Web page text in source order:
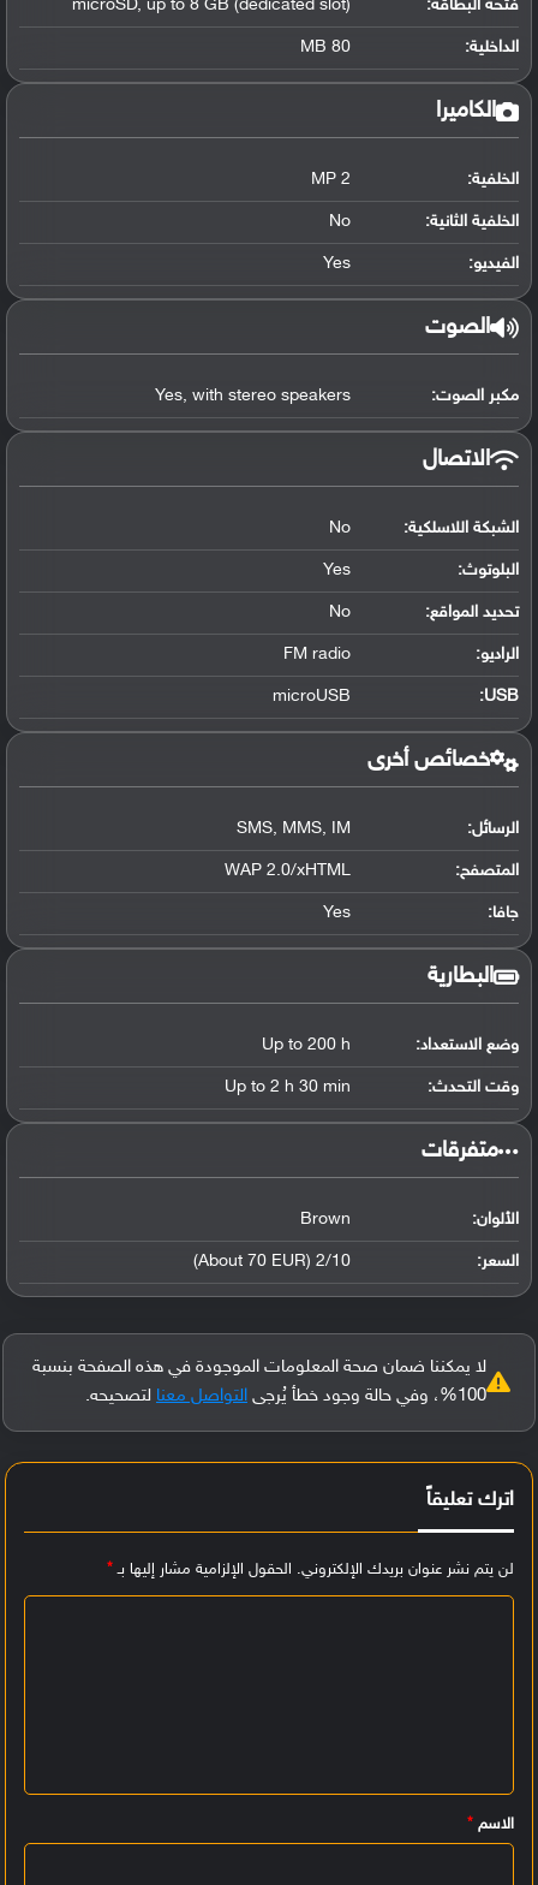
فتحة البطاقة: microSD, up to 8 GB (dedicated slot)
الداخلية: 80 MB
الكاميرا
الخلفية: 2 MP
الخلفية الثانية: No
الفيديو: Yes
الصوت
مكبر الصوت: Yes, with stereo speakers
الاتصال
الشبكة اللاسلكية: No
البلوتوث:
Yes
تحديد المواقع:
No
الراديو: FM radio
USB
:
microUSB
خصائص أخرى
الرسائل: SMS, MMS, IM
المتصفح: WAP 2.0/xHTML
جافا: Yes
البطارية
وضع الاستعداد: Up to 200 h
وقت التحدث: Up to 2 h 30 min
‏متفرقات‏
الألوان: Brown
السعر: 2/10 (About 70 EUR)
لا يمكننا ضمان صحة المعلومات الموجودة في هذه الصفحة بنسبة
100%، وفي حالة وجود خطأ يُرجى
التواصل معنا لتصحيحه.
اترك تعليقاً
لن يتم نشر عنوان بريدك الإلكتروني. الحقول الإلزامية مشار إليها بـ*
ي
ق
الاسم *